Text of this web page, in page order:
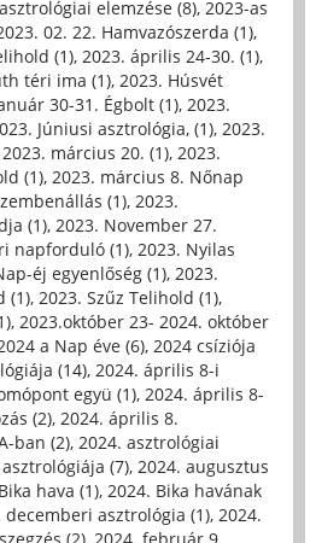
elemzése (8), 2023-as
02. 22. Hamvazószerda (1),
(1), 2023. április 24-30. (1),
téri ima (1), 2023. Húsvét
30-31. Égbolt (1), 2023.
Júniusi asztrológia, (1), 2023.
2023. március 20. (1), 2023.
(1), 2023. március 8. Nőnap
(1), 2023.
(1), 2023. November 27.
napforduló (1), 2023. Nyilas
éj egyenlőség (1), 2023.
(1), 2023. Szűz Telihold (1),
, 2023.október 23- 2024. október
a Nap éve (6), 2024 csíziója
(14), 2024. április 8-i
együ (1), 2024. április 8-
(2), 2024. április 8.
ban (2), 2024. asztrológiai
(7), 2024. augusztus
hava (1), 2024. Bika havának
decemberi asztrológia (1), 2024.